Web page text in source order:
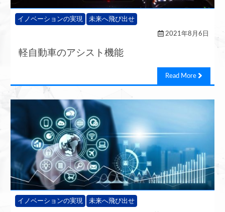
イノベーションの実現 未来へ飛び出せ
2021年8月6日
軽自動車のアシスト機能
Read More
イノベーションの実現 未来へ飛び出せ